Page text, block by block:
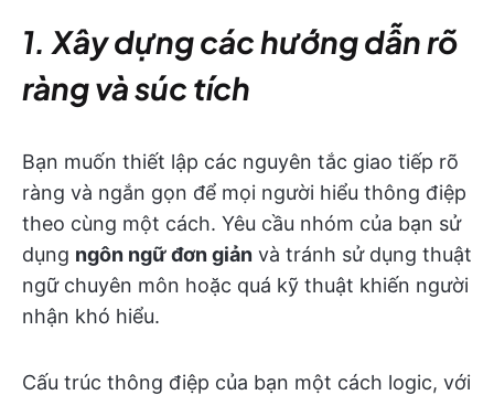
1. Xây dựng các hướng dẫn rõ
ràng và súc tích
Bạn muốn thiết lập các nguyên tắc giao tiếp rõ
ràng và ngắn gọn để mọi người hiểu thông điệp
theo cùng một cách. Yêu cầu nhóm của bạn sử
dụng ngôn ngữ đơn giản và tránh sử dụng thuật
ngữ chuyên môn hoặc quá kỹ thuật khiến người
nhận khó hiểu.
Cấu trúc thông điệp của bạn một cách logic, với